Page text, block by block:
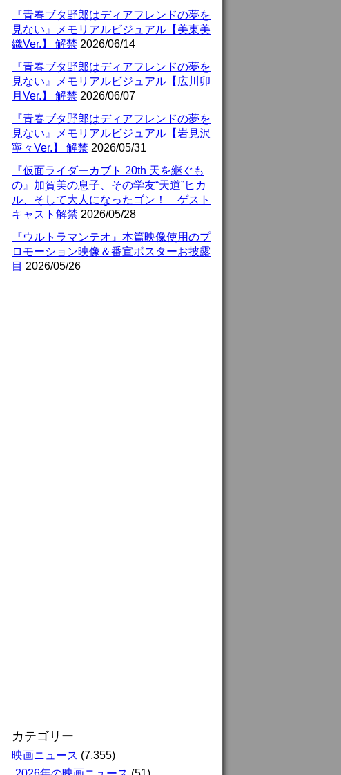
『青春ブタ野郎はディアフレンドの夢を
見ない』メモリアルビジュアル【美東美
織Ver.】 解禁 2026/06/14
『青春ブタ野郎はディアフレンドの夢を
見ない』メモリアルビジュアル【広川卯
月Ver.】 解禁 2026/06/07
『青春ブタ野郎はディアフレンドの夢を
見ない』メモリアルビジュアル【岩見沢
寧々Ver.】 解禁 2026/05/31
『仮面ライダーカブト 20th 天を継ぐも
の』加賀美の息子、その学友“天道”ヒカ
ル、そして大人になったゴン！ ゲスト
キャスト解禁 2026/05/28
『ウルトラマンテオ』本篇映像使用のプ
ロモーション映像＆番宣ポスターお披露
目 2026/05/26
カテゴリー
映画ニュース (7,355)